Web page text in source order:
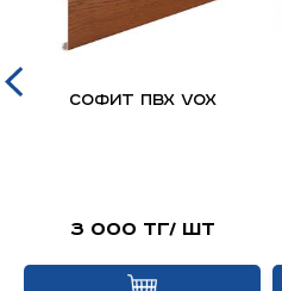
Софит ПВХ VOX
3 000 тг/ шт